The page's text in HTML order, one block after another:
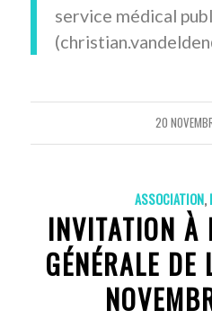
service médical
20
ASSOCIATION,
INVITATION À
GÉNÉRALE